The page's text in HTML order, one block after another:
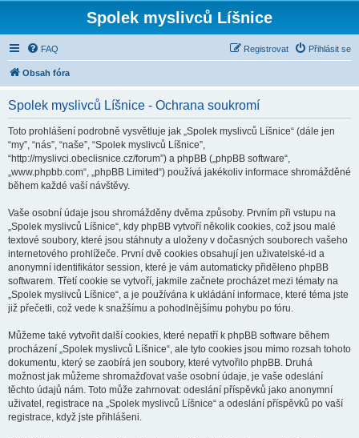
Spolek myslivců Líšnice
FAQ Přihlásit se
Registrovat
Obsah fóra
Spolek myslivců Líšnice - Ochrana soukromí
Toto prohlášení podrobně vysvětluje jak „Spolek myslivců Líšnice“ (dále jen
“my”, “nás”, “naše”, “Spolek myslivců Líšnice”,
“http://myslivci.obeclisnice.cz/forum”) a phpBB („phpBB software“,
„www.phpbb.com“, „phpBB Limited“) používá jakékoliv informace shromážděné
během každé vaší návštěvy.
Vaše osobní údaje jsou shromážděny dvěma způsoby. Prvním při vstupu na
„Spolek myslivců Líšnice“, kdy phpBB vytvoří několik cookies, což jsou malé
textové soubory, které jsou stáhnuty a uloženy v dočasných souborech vašeho
internetového prohlížeče. První dvě cookies obsahují jen uživatelské-id a
anonymní identifikátor session, které je vám automaticky přiděleno phpBB
softwarem. Třetí cookie se vytvoří, jakmile začnete procházet mezi tématy na
„Spolek myslivců Líšnice“, a je používána k ukládání informace, které téma jste
již přečetli, což vede k snažšímu a pohodlnějšímu pohybu po fóru.
Můžeme také vytvořit další cookies, které nepatří k phpBB software během
procházení „Spolek myslivců Líšnice“, ale tyto cookies jsou mimo rozsah tohoto
dokumentu, který se zaobírá jen soubory, které vytvořilo phpBB. Druhá
možnost jak můžeme shromažďovat vaše osobní údaje, je vaše odeslání
těchto údajů nám. Toto může zahrnovat: odeslání příspěvků jako anonymní
uživatel, registrace na „Spolek myslivců Líšnice“ a odeslání příspěvků po vaší
registrace, když jste přihlášeni.